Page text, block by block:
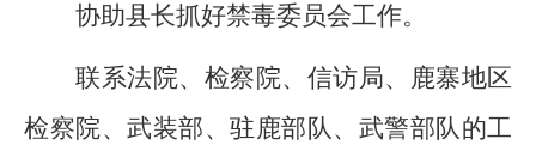
协助县长抓好禁毒委员会工作。
联系法院、检察院、信访局、鹿寨地区
检察院、 武装部、驻鹿部队、武警部队的工